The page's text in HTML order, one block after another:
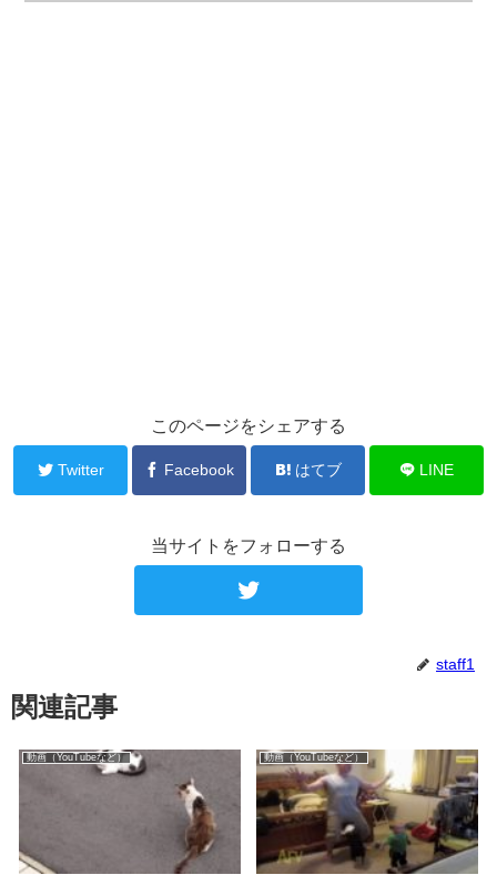
このページをシェアする
Twitter Facebook はてブ LINE
当サイトをフォローする
staff1
関連記事
動画（YouTubeなど） 動画（YouTubeなど）